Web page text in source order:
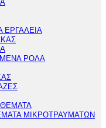
ΕΡΓΑΛΕΙΑ
ΡΟΛΑ
ΜΙΚΡΟΤΡΑΥΜΑΤΩΝ